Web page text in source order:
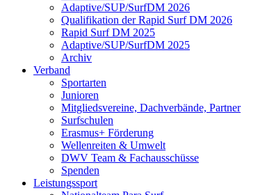
Adaptive/SUP/SurfDM 2026
Qualifikation der Rapid Surf DM 2026
Rapid Surf DM 2025
Adaptive/SUP/SurfDM 2025
Archiv
Verband
Sportarten
Junioren
Mitgliedsvereine, Dachverbände, Partner
Surfschulen
Erasmus+ Förderung
Wellenreiten & Umwelt
DWV Team & Fachausschüsse
Spenden
Leistungssport